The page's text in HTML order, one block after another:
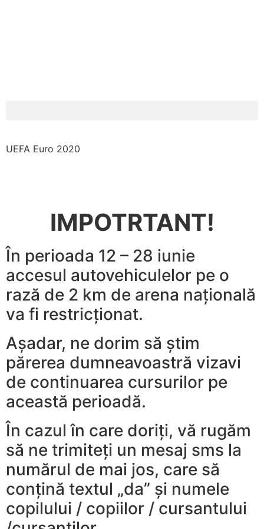
UEFA Euro 2020
IMPOTRTANT!
În perioada 12 – 28 iunie
accesul autovehiculelor pe o
rază de 2 km de arena națională
va fi restricționat.
Așadar, ne dorim să știm
părerea dumneavoastră vizavi
de continuarea cursurilor pe
această perioadă.
În cazul în care doriți, vă rugăm
să ne trimiteți un mesaj sms la
numărul de mai jos, care să
conțină textul „da” și numele
copilului / copiilor / cursantului